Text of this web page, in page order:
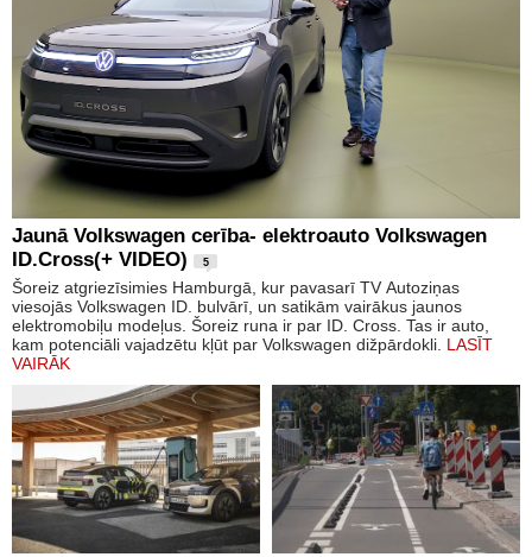
Jaunā Volkswagen cerība- elektroauto Volkswagen
ID.Cross(+ VIDEO)
5
Šoreiz atgriezīsimies Hamburgā, kur pavasarī TV Autoziņas
viesojās Volkswagen ID. bulvārī, un satikām vairākus jaunos
elektromobiļu modeļus. Šoreiz runa ir par ID. Cross. Tas ir auto,
kam potenciāli vajadzētu kļūt par Volkswagen dižpārdokli. LASĪT
VAIRĀK